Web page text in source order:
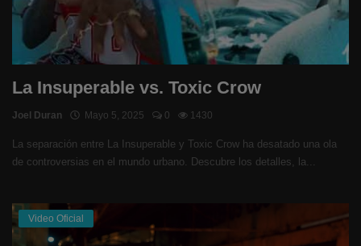
La Insuperable vs. Toxic Crow
Joel Duran Mayo 5, 2025 0 1430
La separación entre La Insuperable y Toxic Crow ha desatado una ola
de controversias en el mundo urbano. Descubre los detalles, la...
Video Oficial